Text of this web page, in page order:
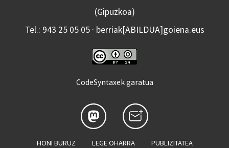
(Gipuzkoa)
Tel.: 943 25 05 05 · berriak[ABILDUA]goiena.eus
CodeSyntaxek garatua
HONI BURUZ LEGE OHARRA PUBLIZITATEA